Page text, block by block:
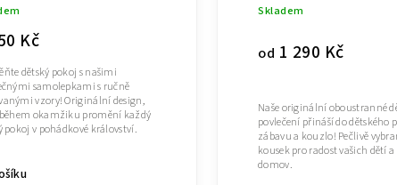
Kč
dětský pokoj s našimi
samolepkami s ručně
vzory! Originální design,
okamžiku promění každý
pokoj v pohádkové království.
Skladem
od 1 290 Kč
Naše originální oboustranné
povlečení přináší do dětského
zábavu a kouzlo! Pečlivě
kousek pro radost vašich dětí
domov.